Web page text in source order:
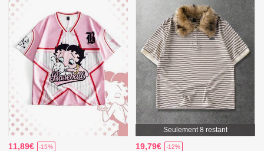
11,89€ -15%
Seulement 8 restant
19,79€ -12%